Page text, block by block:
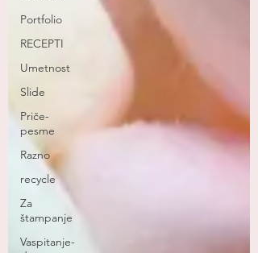
Portfolio
RECEPTI
Umetnost
Slide
Priče-
pesme
Razno
recycle
Za
štampanje
Vaspitanje-